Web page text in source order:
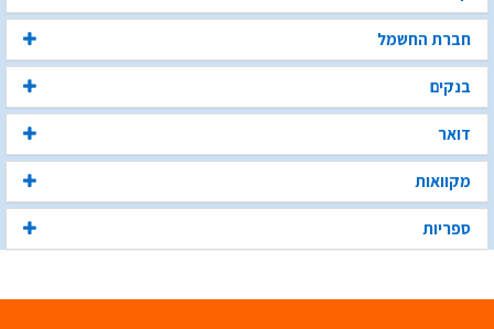
חברת החשמל
בנקים
דואר
מקוואות
ספריות